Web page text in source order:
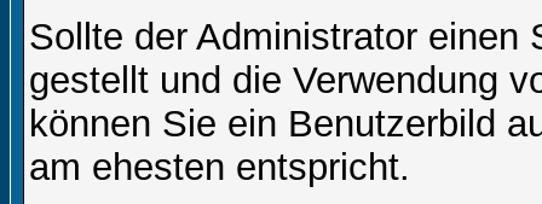
Sollte der Administrator einen
gestellt und die Verwendung
können Sie ein Benutzerbild
am ehesten entspricht.